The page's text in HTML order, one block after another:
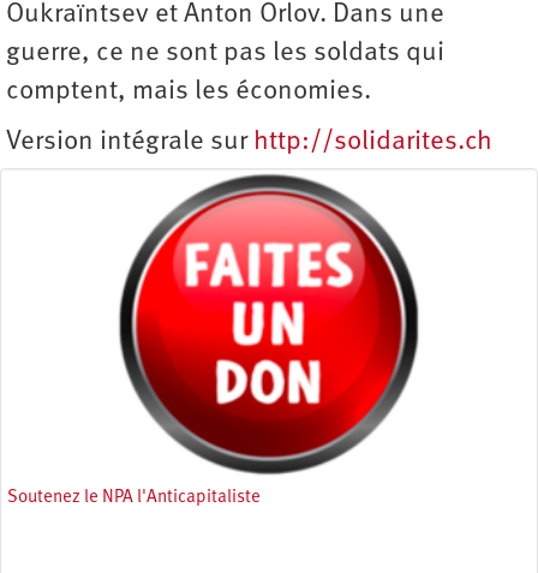
Oukraïntsev et Anton Orlov. Dans une
guerre, ce ne sont pas les soldats qui
comptent, mais les économies.
Version intégrale sur http://solidarites.ch
Soutenez le NPA l'Anticapitaliste